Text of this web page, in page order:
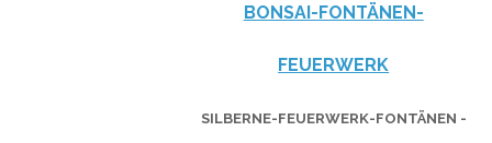
BONSAI-FONTÄNEN-
FEUERWERK
SILBERNE-FEUERWERK-FONTÄNEN -